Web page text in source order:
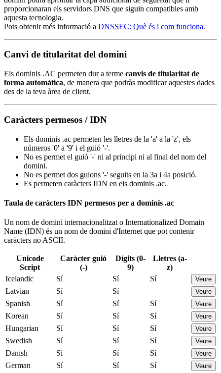
proporcionaran els servidors DNS que siguin compatibles amb
aquesta tecnologia.
Pots obtenir més informació a DNSSEC: Què és i com funciona.
Canvi de titularitat del domini
Els dominis .AC permeten dur a terme canvis de titularitat de
forma automàtica, de manera que podràs modificar aquestes dades
des de la teva àrea de client.
Caràcters permesos / IDN
Els dominis .ac permeten les lletres de la 'a' a la 'z', els
números '0' a '9' i el guió '-'.
No es permet el guió '-' ni al principi ni al final del nom del
domini.
No es permet dos guions '-' seguits en la 3a i 4a posició.
Es permeten caràcters IDN en els dominis .ac.
Taula de caràcters IDN permesos per a dominis .ac
Un nom de domini internacionalitzat o Internationalized Domain
Name (IDN) és un nom de domini d'Internet que pot contenir
caràcters no ASCII.
Unicode
Script
Caràcter guió
(-)
Dígits (0-
9)
Lletres (a-
z)
Icelandic
Sí Sí Sí Veure
Latvian Sí Sí Veure
Spanish Sí Sí Sí Veure
Korean Sí Sí Sí Veure
Hungarian Sí Sí Sí Veure
Swedish Sí Sí Sí Veure
Danish Sí Sí Sí Veure
German Sí Sí Sí Veure